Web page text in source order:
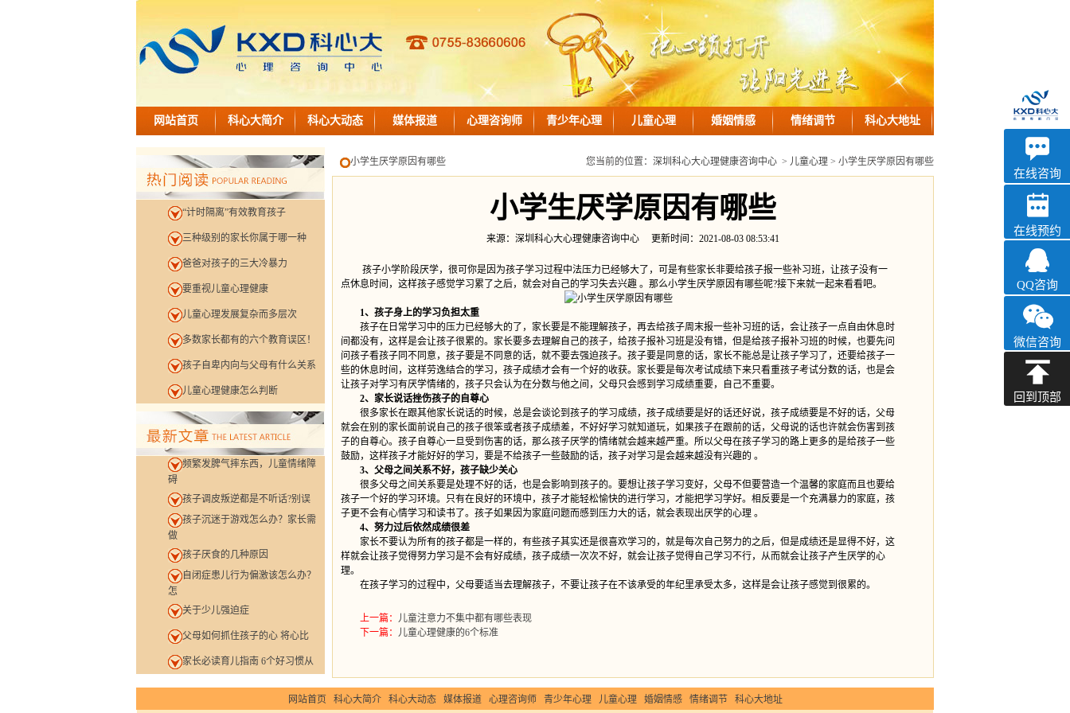
网站首页 科心大简介 科心大动态 媒体报道 心理咨询师 青少年心理 儿童心理 婚姻情感 情绪调节 科心大地址
“计时隔离”有效教育孩子
三种级别的家长你属于哪一种
爸爸对孩子的三大冷暴力
要重视儿童心理健康
儿童心理发展复杂而多层次
多数家长都有的六个教育误区！
孩子自卑内向与父母有什么关系
儿童心理健康怎么判断
频繁发脾气摔东西，儿童情绪障
碍
孩子调皮叛逆都是不听话?别误
孩子沉迷于游戏怎么办？家长需
做
孩子厌食的几种原因
自闭症患儿行为偏激该怎么办？
怎
关于少儿强迫症
父母如何抓住孩子的心 将心比
家长必读育儿指南 6个好习惯从
您当前的位置： 深圳科心大心理健康咨询中心 > 儿童心理 > 小学生厌学原因有哪些
小学生厌学原因有哪些
小学生厌学原因有哪些
来源：深圳科心大心理健康咨询中心 更新时间：2021-08-03 08:53:41
孩子小学阶段厌学，很可你是因为孩子学习过程中法压力已经够大了，可是有些家长非要给孩子报一些补习班，让孩子没有一
点休息时间，这样孩子感觉学习累了之后，就会对自己的学习失去兴趣 。那么小学生厌学原因有哪些呢?接下来就一起来看看吧。
1、孩子身上的学习负担太重
孩子在日常学习中的压力已经够大的了，家长要是不能理解孩子，再去给孩子周末报一些补习班的话，会让孩子一点自由休息时
间都没有，这样是会让孩子很累的。家长要多去理解自己的孩子，给孩子报补习班是没有错，但是给孩子报补习班的时候，也要先问
问孩子看孩子同不同意，孩子要是不同意的话，就不要去强迫孩子。孩子要是同意的话，家长不能总是让孩子学习了，还要给孩子一
些的休息时间，这样劳逸结合的学习，孩子成绩才会有一个好的收获。家长要是每次考试成绩下来只看重孩子考试分数的话，也是会
让孩子对学习有厌学情绪的，孩子只会认为在分数与他之间，父母只会感到学习成绩重要，自己不重要。
2、家长说话挫伤孩子的自尊心
很多家长在跟其他家长说话的时候，总是会谈论到孩子的学习成绩，孩子成绩要是好的话还好说，孩子成绩要是不好的话，父母
就会在别的家长面前说自己的孩子很笨或者孩子成绩差，不好好学习就知道玩，如果孩子在跟前的话，父母说的话也许就会伤害到孩
子的自尊心。孩子自尊心一旦受到伤害的话，那么孩子厌学的情绪就会越来越严重。所以父母在孩子学习的路上更多的是给孩子一些
鼓励，这样孩子才能好好的学习，要是不给孩子一些鼓励的话，孩子对学习是会越来越没有兴趣的 。
3、父母之间关系不好，孩子缺少关心
很多父母之间关系要是处理不好的话，也是会影响到孩子的。要想让孩子学习变好，父母不但要营造一个温馨的家庭而且也要给
孩子一个好的学习环境。只有在良好的环境中，孩子才能轻松愉快的进行学习，才能把学习学好。相反要是一个充满暴力的家庭，孩
子更不会有心情学习和读书了。孩子如果因为家庭问题而感到压力大的话，就会表现出厌学的心理 。
4、努力过后依然成绩很差
家长不要认为所有的孩子都是一样的，有些孩子其实还是很喜欢学习的，就是每次自己努力的之后，但是成绩还是显得不好，这
样就会让孩子觉得努力学习是不会有好成绩，孩子成绩一次次不好，就会让孩子觉得自己学习不行，从而就会让孩子产生厌学的心
理。
在孩子学习的过程中，父母要适当去理解孩子，不要让孩子在不该承受的年纪里承受太多，这样是会让孩子感觉到很累的。
上一篇： 儿童注意力不集中都有哪些表现
下一篇： 儿童心理健康的6个标准
网站首页 科心大简介 科心大动态 媒体报道 心理咨询师 青少年心理 儿童心理 婚姻情感 情绪调节 科心大地址
优眠
心理咨询
在线咨询
在线预约
QQ咨询
微信咨询
回到顶部